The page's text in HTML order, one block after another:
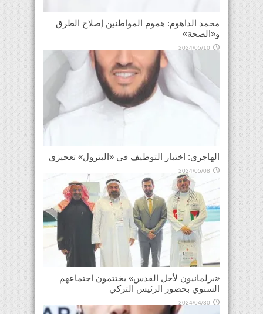
محمد الداهوم: هموم المواطنين إصلاح الطرق
و«الصحة»
2024/05/10
الهاجري: اختبار التوظيف في «البترول» تعجيزي
2024/05/08
«برلمانيون لأجل القدس» يختتمون اجتماعهم
السنوي بحضور الرئيس التركي
2024/04/30